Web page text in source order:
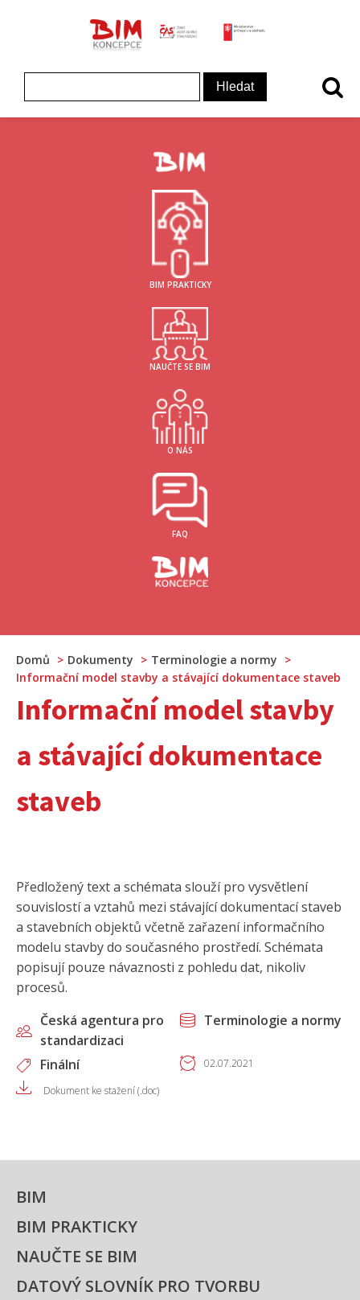
Koncepce BIM - logo
ČAS - logo
BIM PRAKTICKY
NAUČTE SE BIM
O NÁS
FAQ
Domů Dokumenty
Terminologie a normy
Informační model stavby a stávající dokumentace staveb
Informační model stavby
a stávající dokumentace
staveb
Předložený text a schémata slouží pro vysvětlení
souvislostí a vztahů mezi stávající dokumentací staveb
a stavebních objektů včetně zařazení informačního
modelu stavby do současného prostředí. Schémata
popisují pouze návaznosti z pohledu dat, nikoliv
procesů.
Česká agentura pro
standardizaci
Terminologie a normy
Finální 02.07.2021
Dokument ke stažení (.doc)
BIM
BIM PRAKTICKY
NAUČTE SE BIM
DATOVÝ SLOVNÍK PRO TVORBU